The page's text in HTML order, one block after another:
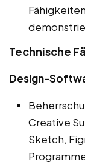
Technische
Design-
Creative
Sketch,